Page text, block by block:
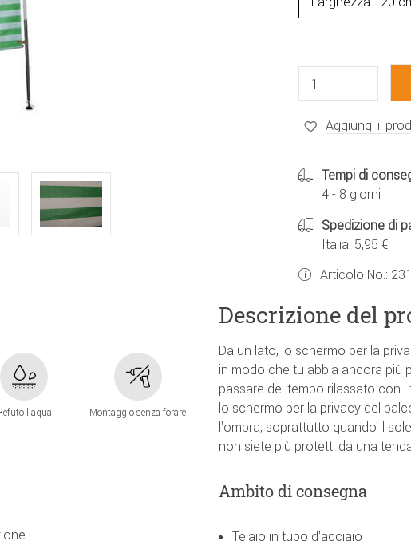
Aggiungi il
Tempi di
4 - 8 giorni
Spedizione di
Italia: 5,95 €
Articolo No.:
l'aqua Montaggio senza forare
Descrizione del
Da un lato, lo schermo per la
in modo che tu abbia ancora più
passare del tempo rilassato con
lo schermo per la privacy del
l'ombra, soprattutto quando il
non siete più protetti da una
Ambito di consegna
Telaio in tubo d'acciaio